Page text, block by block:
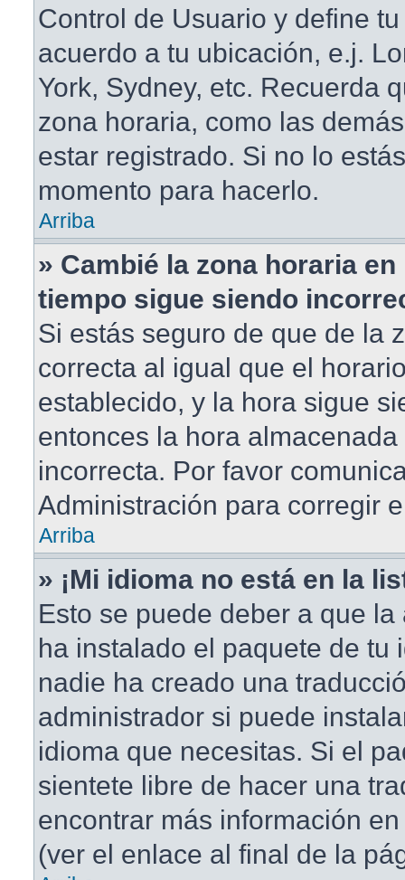
Control de Usuario y define
acuerdo a tu ubicación, e.j.
York, Sydney, etc. Recuerda
zona horaria, como las
estar registrado. Si no lo
momento para hacerlo.
Arriba
» Cambié la zona horaria
tiempo sigue siendo
Si estás seguro de que de la
correcta al igual que el
establecido, y la hora sigue
entonces la hora
incorrecta. Por favor
Administración para corregir
Arriba
» ¡Mi idioma no está en la
Esto se puede deber a que
ha instalado el paquete de tu
nadie ha creado una
administrador si puede
idioma que necesitas. Si el
sientete libre de hacer una
encontrar más información
(ver el enlace al final de la